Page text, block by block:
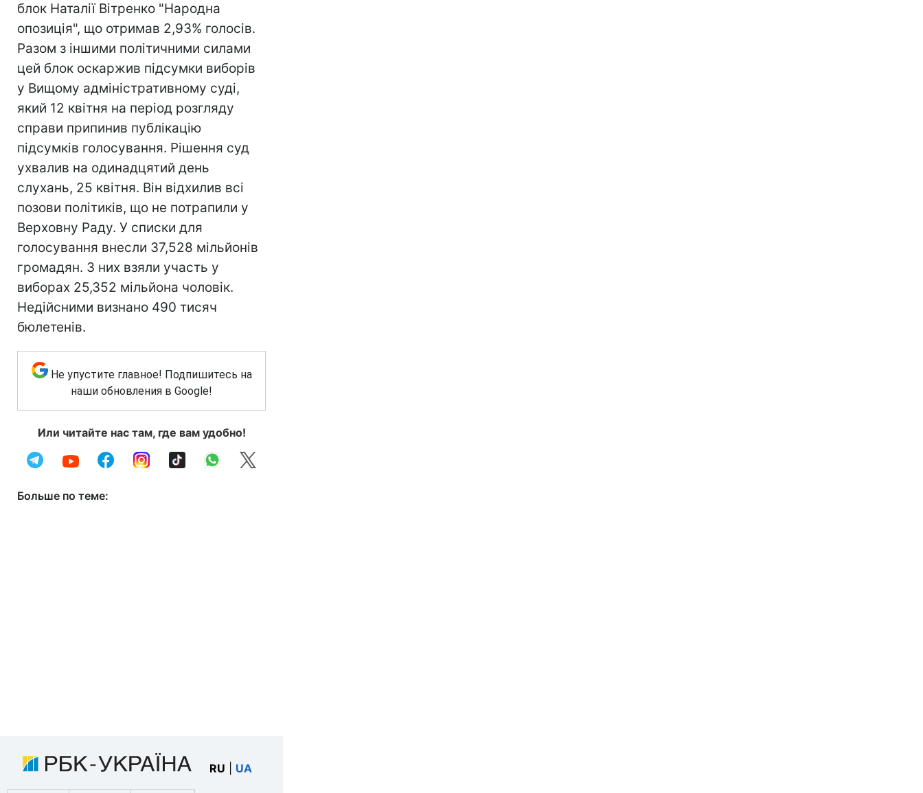
блок Наталії Вітренко "Народна
опозиція", що отримав 2,93% голосів.
Разом з іншими політичними силами
цей блок оскаржив підсумки виборів
у Вищому адміністративному суді,
який 12 квітня на період розгляду
справи припинив публікацію
підсумків голосування. Рішення суд
ухвалив на одинадцятий день
слухань, 25 квітня. Він відхилив всі
позови політиків, що не потрапили у
Верховну Раду. У списки для
голосування внесли 37,528 мільйонів
громадян. З них взяли участь у
виборах 25,352 мільйона чоловік.
Недійсними визнано 490 тисяч
бюлетенів.
Не упустите главное! Подпишитесь на
наши обновления в Google!
Или читайте нас там, где вам удобно!
Больше по теме:
RU UA